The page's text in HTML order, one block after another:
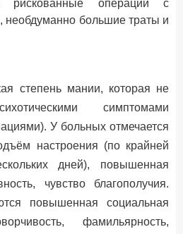
рискованные операции с
необдуманно большие траты и
степень мании, которая не
симптомами
У больных отмечается
настроения (по крайней
дней), повышенная
чувство благополучия.
повышенная социальная
фамильярность,